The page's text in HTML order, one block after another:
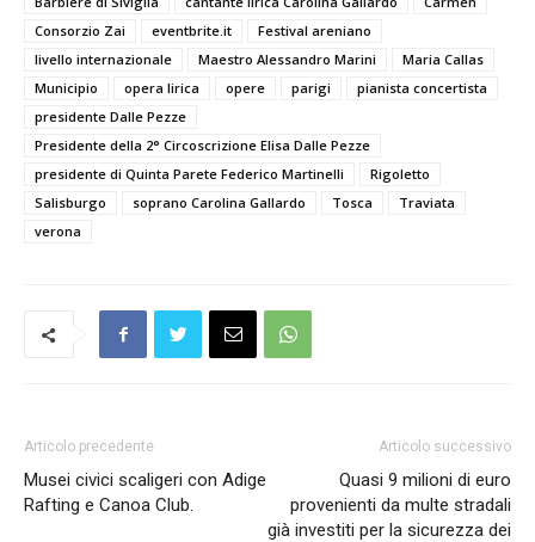
Consorzio Zai
eventbrite.it
Festival areniano
livello internazionale
Maestro Alessandro Marini
Maria Callas
Municipio
opera lirica opere parigi
pianista concertista
presidente Dalle Pezze
Presidente della 2° Circoscrizione Elisa Dalle Pezze
presidente di Quinta Parete Federico Martinelli
Rigoletto
Salisburgo
soprano Carolina Gallardo Tosca
Traviata
verona
Articolo precedente
Musei civici scaligeri con Adige
Rafting e Canoa Club.
Articolo successivo
Quasi 9 milioni di euro
provenienti da multe stradali
già investiti per la sicurezza dei